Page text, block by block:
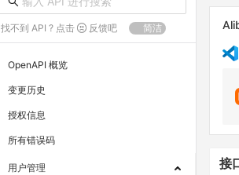
找不到 API ? 点击 反馈吧 简洁
OpenAPI 概览
变更历史
授权信息
所有错误码
用户管理 接